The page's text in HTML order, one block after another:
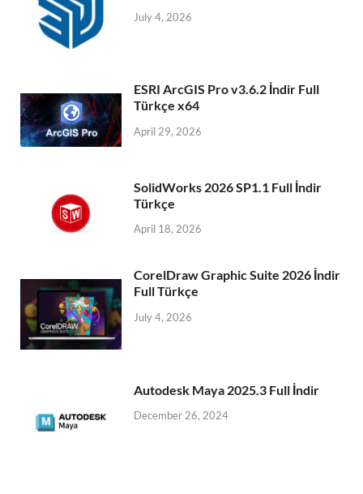
July 4, 2026
ESRI ArcGIS Pro v3.6.2 İndir Full
Türkçe x64
April 29, 2026
SolidWorks 2026 SP1.1 Full İndir
Türkçe
April 18, 2026
CorelDraw Graphic Suite 2026 İndir
Full Türkçe
July 4, 2026
Autodesk Maya 2025.3 Full İndir
December 26, 2024